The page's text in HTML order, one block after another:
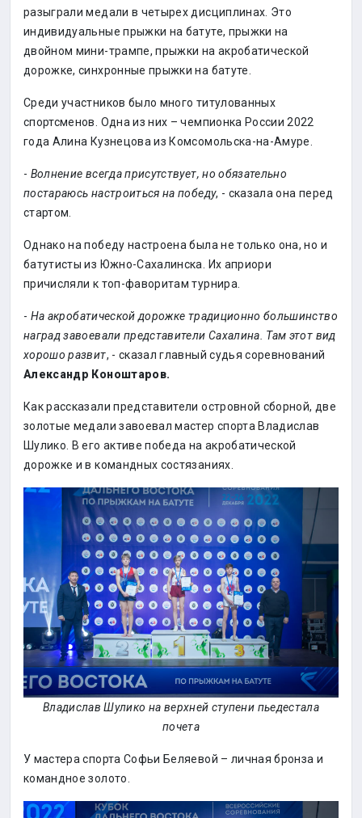
разыграли медали в четырех дисциплинах. Это
индивидуальные прыжки на батуте, прыжки на
двойном мини-трампе, прыжки на акробатической
дорожке, синхронные прыжки на батуте.
Среди участников было много титулованных
спортсменов. Одна из них – чемпионка России 2022
года Алина Кузнецова из Комсомольска-на-Амуре.
- Волнение всегда присутствует, но обязательно
постараюсь настроиться на победу, - сказала она перед
стартом.
Однако на победу настроена была не только она, но и
батутисты из Южно-Сахалинска. Их априори
причисляли к топ-фаворитам турнира.
- На акробатической дорожке традиционно большинство
наград завоевали представители Сахалина. Там этот вид
хорошо развит, - сказал главный судья соревнований
Александр Коноштаров.
Как рассказали представители островной сборной, две
золотые медали завоевал мастер спорта Владислав
Шулико. В его активе победа на акробатической
дорожке и в командных состязаниях.
Владислав Шулико на верхней ступени пьедестала
почета
У мастера спорта Софьи Беляевой – личная бронза и
командное золото.